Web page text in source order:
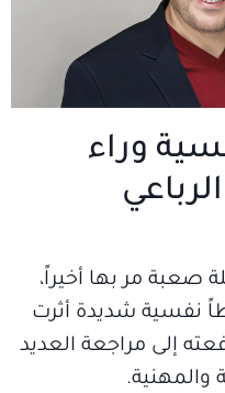
وراء
صعبة مر بها أخيراً،
نفسية شديدة أثرت
إلى مراجعة العديد
والمهنية.